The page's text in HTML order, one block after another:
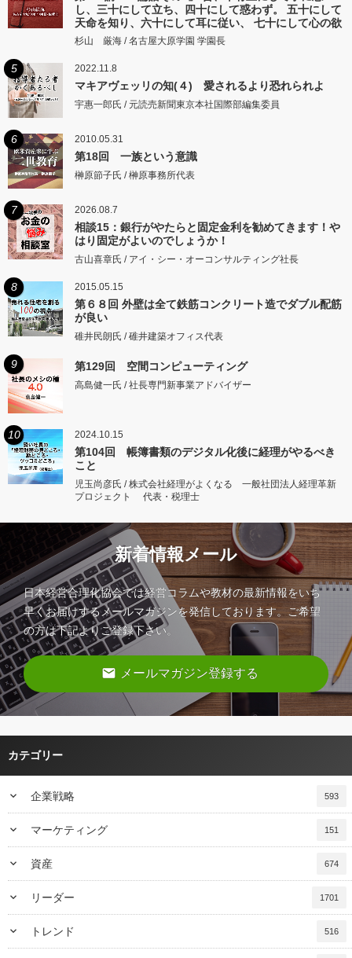
し、三十にして立ち、四十にして惑わず。 五十にして
天命を知り、六十にして耳に従い、 七十にして心の欲
するところに従いて矩をこえず。
杉山 厳海 / 名古屋大原学園 学園長
5 2022.11.8
マキアヴェッリの知(４) 愛されるより恐れられよ
宇惠一郎氏 / 元読売新聞東京本社国際部編集委員
6 2010.05.31
第18回 一族という意識
榊原節子氏 / 榊原事務所代表
7 2026.08.7
相談15：銀行がやたらと固定金利を勧めてきます！や
はり固定がよいのでしょうか！
古山喜章氏 / アイ・シー・オーコンサルティング社長
8 2015.05.15
第６８回 外壁は全て鉄筋コンクリート造でダブル配筋
が良い
碓井民朗氏 / 碓井建築オフィス代表
9 第129回 空間コンピューティング
高島健一氏 / 社長専門新事業アドバイザー
10 2024.10.15
第104回 帳簿書類のデジタル化後に経理がやるべき
こと
児玉尚彦氏 / 株式会社経理がよくなる 一般社団法人経理革新
プロジェクト 代表・税理士
新着情報メール
日本経営合理化協会では経営コラムや教材の最新情報をいち
早くお届けするメールマガジンを発信しております。ご希望
の方は下記よりご登録下さい。
email メールマガジン登録する
カテゴリー
keyboard_arrow_down 企業戦略 593
keyboard_arrow_down マーケティング 151
keyboard_arrow_down 資産 674
keyboard_arrow_down リーダー 1701
keyboard_arrow_down トレンド 516